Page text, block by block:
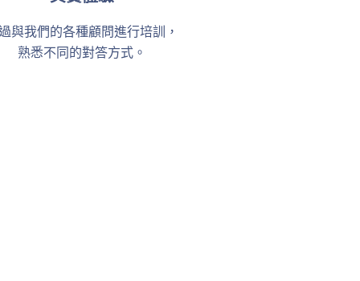
與我們的各種顧問進行培訓，
熟悉不同的對答方式。